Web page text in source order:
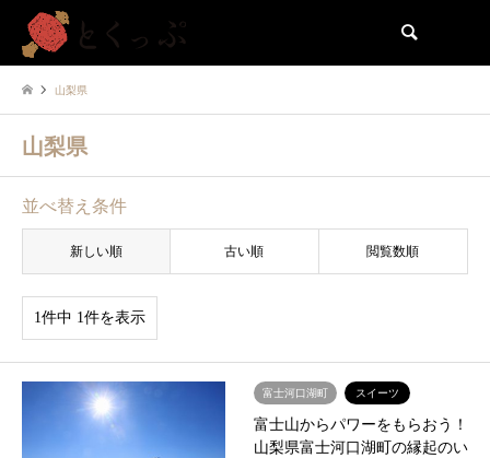
山梨県
山梨県
並べ替え条件
新しい順 古い順 閲覧数順
1件中 1件を表示
富士河口湖町 スイーツ
富士山からパワーをもらおう！
山梨県富士河口湖町の縁起のい